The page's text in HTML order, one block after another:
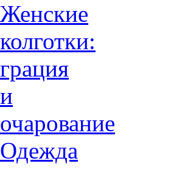
Женские
колготки:
грация
и
очарованиe
Одежда